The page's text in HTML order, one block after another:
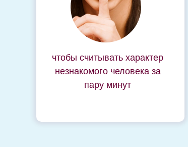
чтобы считывать характер
незнакомого человека за
пару минут